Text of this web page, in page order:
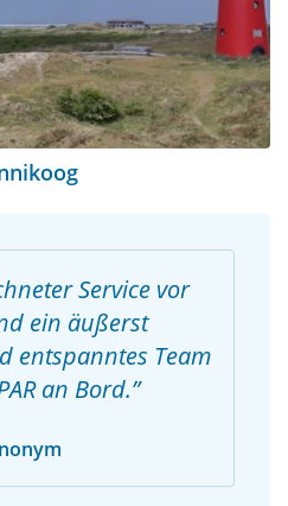
Service vor
ein äußerst
entspanntes Team
an Bord.